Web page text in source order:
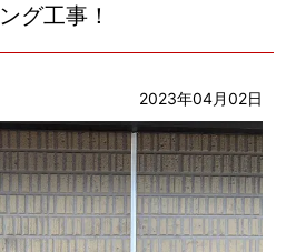
ング工事！
2023年04月02日